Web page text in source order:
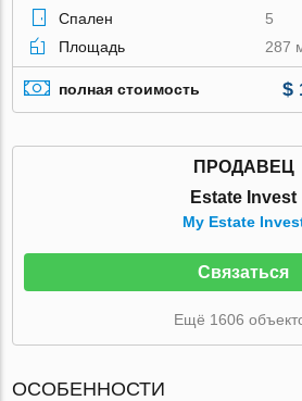
Спален
5
Площадь
287
полная стоимость $
ПРОДАВЕЦ
Estate Invest
My Estate
Связаться
Ещё 1606
ОСОБЕННОСТИ